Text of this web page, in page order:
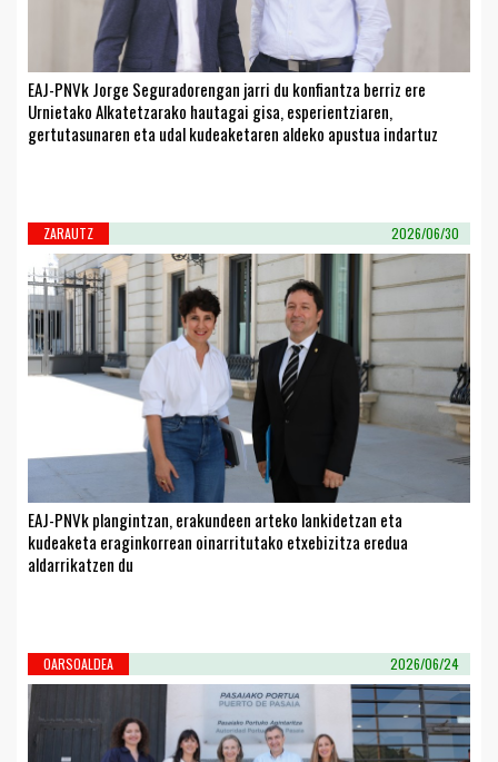
EAJ-PNVk Jorge Seguradorengan jarri du konfiantza berriz ere
Urnietako Alkatetzarako hautagai gisa, esperientziaren,
gertutasunaren eta udal kudeaketaren aldeko apustua indartuz
ZARAUTZ 2026/06/30
EAJ-PNVk plangintzan, erakundeen arteko lankidetzan eta
kudeaketa eraginkorrean oinarritutako etxebizitza eredua
aldarrikatzen du
OARSOALDEA 2026/06/24